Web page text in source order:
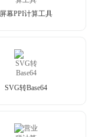
屏幕PPI计算工具
SVG转Base64